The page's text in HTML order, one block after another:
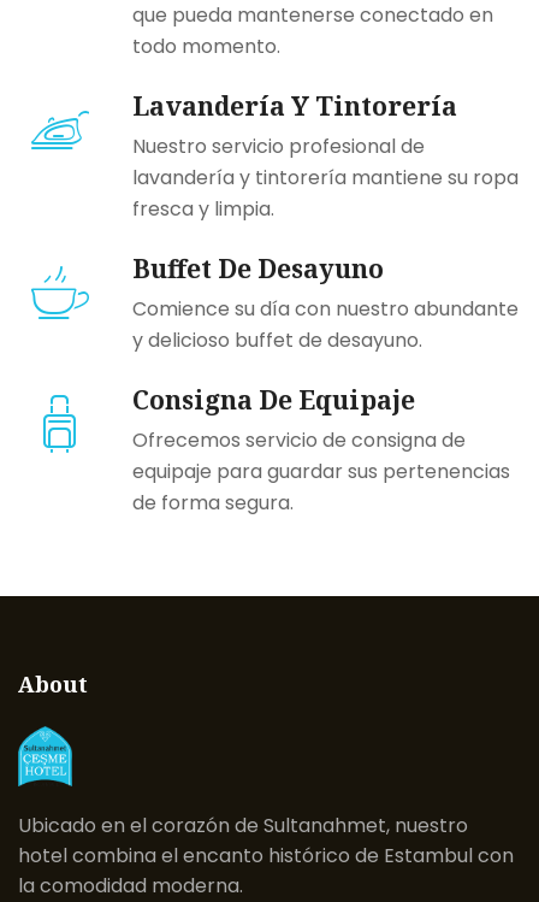
que pueda mantenerse conectado en
todo momento.
Lavandería Y Tintorería
Nuestro servicio profesional de
lavandería y tintorería mantiene su ropa
fresca y limpia.
Buffet De Desayuno
Comience su día con nuestro abundante
y delicioso buffet de desayuno.
Consigna De Equipaje
Ofrecemos servicio de consigna de
equipaje para guardar sus pertenencias
de forma segura.
About
Ubicado en el corazón de Sultanahmet, nuestro
hotel combina el encanto histórico de Estambul con
la comodidad moderna.